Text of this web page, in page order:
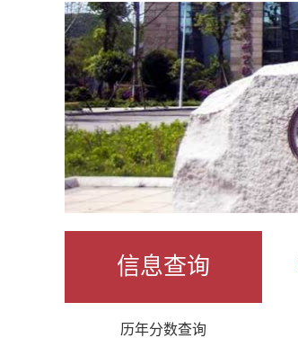
信息查询
历年分数查询